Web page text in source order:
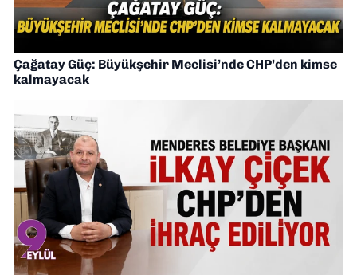
Çağatay Güç: Büyükşehir Meclisi’nde CHP’den kimse
kalmayacak